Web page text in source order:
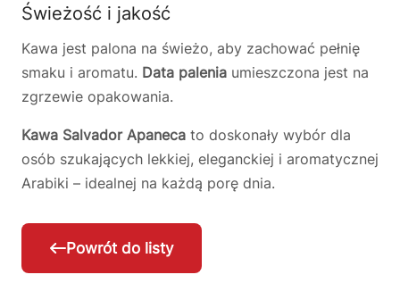
Świeżość i jakość
Kawa jest palona na świeżo, aby zachować pełnię
smaku i aromatu. Data palenia umieszczona jest na
zgrzewie opakowania.
Kawa Salvador Apaneca to doskonały wybór dla
osób szukających lekkiej, eleganckiej i aromatycznej
Arabiki – idealnej na każdą porę dnia.
Powrót do listy